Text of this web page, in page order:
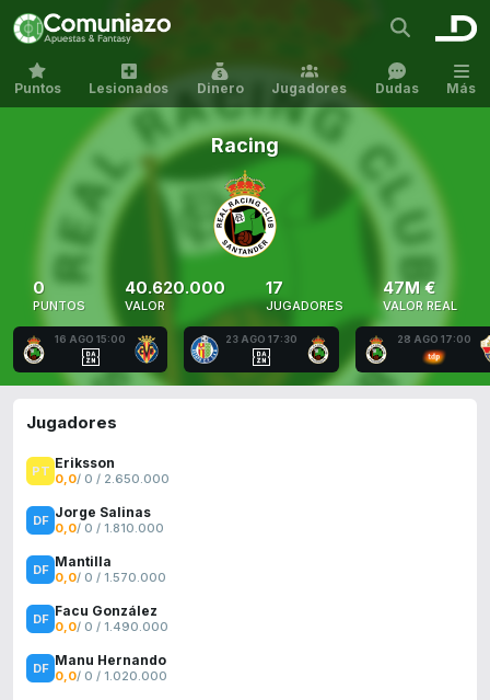
Puntos Lesionados Dinero Jugadores Dudas Más
Racing
0
PUNTOS
40.620.000
VALOR
17
JUGADORES
47M €
VALOR REAL
16 AGO 15:00 23 AGO 17:30 28 AGO 17:00
Jugadores
Eriksson
0,0/ 0 / 2.650.000
Jorge Salinas
0,0/ 0 / 1.810.000
Mantilla
0,0/ 0 / 1.570.000
Facu González
0,0/ 0 / 1.490.000
Manu Hernando
0,0/ 0 / 1.020.000